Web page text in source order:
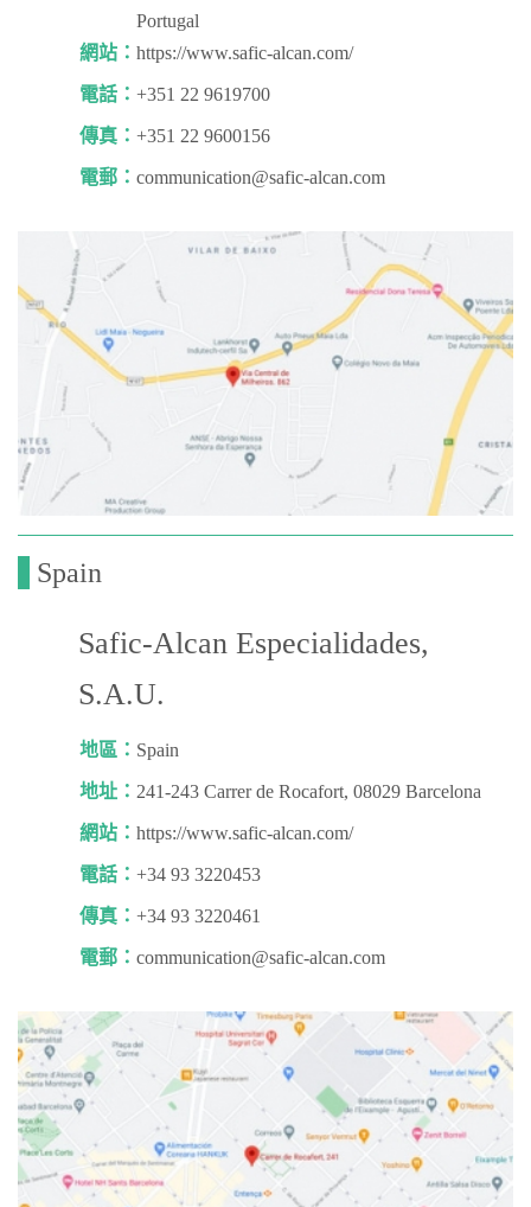
Portugal
網站：https://www.safic-alcan.com/
電話：+351 22 9619700
傳真：+351 22 9600156
電郵：communication@safic-alcan.com
Spain
Safic-Alcan Especialidades,
S.A.U.
地區： Spain
地址： 241-243 Carrer de Rocafort, 08029 Barcelona
網站：https://www.safic-alcan.com/
電話：+34 93 3220453
傳真：+34 93 3220461
電郵：communication@safic-alcan.com